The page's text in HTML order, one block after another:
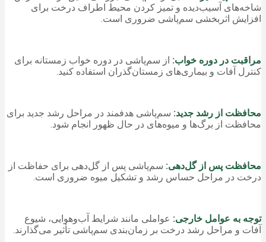
شاخه‌های آسیب‌دیده و تمیز کردن محیط اطراف درخت برای
افزایش اثربخشی سم‌پاشی ضروری است.
مراقبت در دوره خواب: از سم‌پاشی در دوره خواب زمستانه برای
کنترل آفات و بیماری‌های زمستان‌گذران استفاده کنید.
محافظت از رشد جدید: سم‌پاشی هدفمند در مراحل رشد جدید برای
محافظت از برگ‌ها و میوه‌های در حال ظهور انجام شود.
محافظت پس از گل‌دهی: سم‌پاشی پس از گل‌دهی برای حفاظت از
درخت در مراحل حساس رشد و تشکیل میوه ضروری است.
توجه به عوامل خارجی: عواملی مانند شرایط آب‌وهوایی، شیوع
آفات و مراحل رشد درخت بر زمان‌بندی سم‌پاشی تأثیر می‌گذارند.